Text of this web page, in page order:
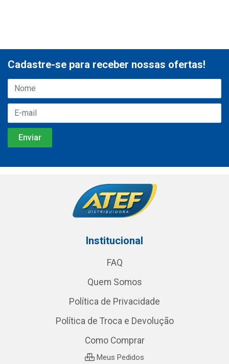
Cadastre-se para receber nossas ofertas!
Institucional
FAQ
Quem Somos
Política de Privacidade
Política de Troca e Devolução
Como Comprar
Meus Pedidos